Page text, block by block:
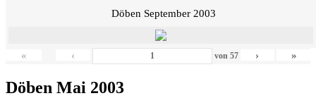
Döben September 2003
« ‹ von 57 › »
Döben Mai 2003